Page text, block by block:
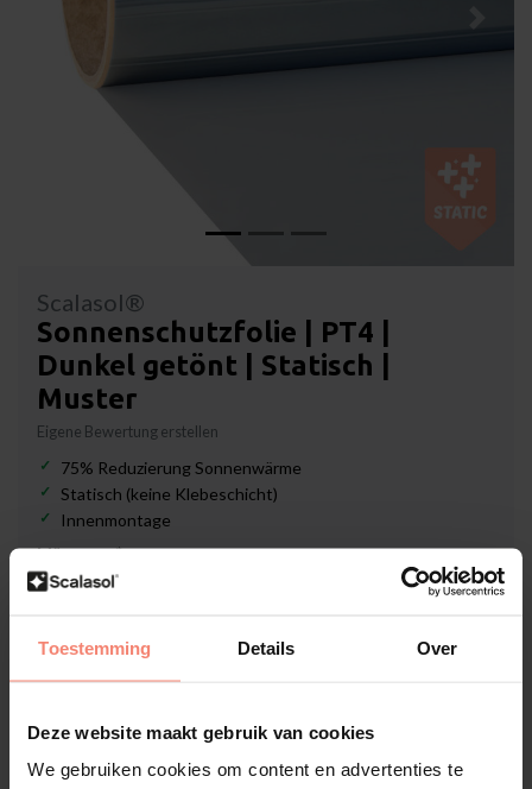
Toestemming Details Over
Deze website maakt gebruik van cookies
We gebruiken cookies om content en advertenties te
Zurück Weiter
Scalasol®
Sonnenschutzfolie | PT4 |
Dunkel getönt | Statisch |
Muster
Eigene Bewertung erstellen
75% Reduzierung Sonnenwärme
Statisch (keine Klebeschicht)
Innenmontage
Münster:*
Lieferzeit: 3-5 Werktage
In den Warenkorb